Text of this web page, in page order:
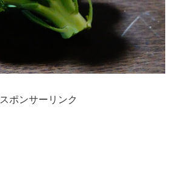
スポンサーリンク